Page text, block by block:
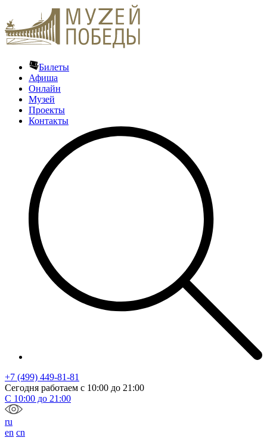
Билеты
Афиша
Онлайн
Музей
Проекты
Контакты
+7 (499) 449-81-81
Сегодня работаем с 10:00 до 21:00
С 10:00 до 21:00
ru
en cn